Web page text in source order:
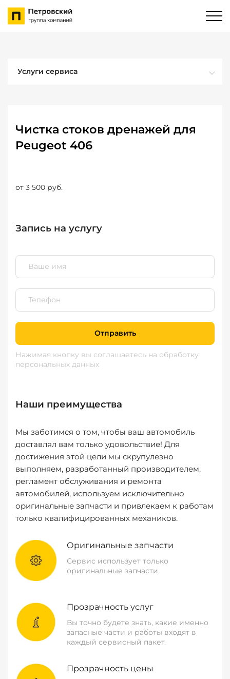
Услуги сервиса
Чистка стоков дренажей для
Peugeot 406
от 3 500 руб.
Запись на услугу
Отправить
Нажимая кнопку вы соглашаетесь на обработку
персональных данных
Наши преимущества
Мы заботимся о том, чтобы ваш автомобиль
доставлял вам только удовольствие! Для
достижения этой цели мы скрупулезно
выполняем, разработанный производителем,
регламент обслуживания и ремонта
автомобилей, используем исключительно
оригинальные запчасти и привлекаем к работам
только квалифицированных механиков.
Оригинальные запчасти
Сервис использует только
оригинальные запчасти
Прозрачность услуг
Вы точно будете знать, какие именно
запасные части и работы входят в
каждый сервисный пакет.
Прозрачность цены